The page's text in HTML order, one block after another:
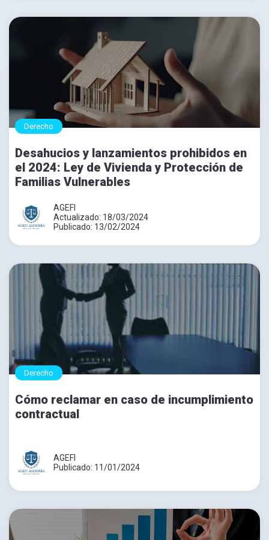
Derecho
Desahucios y lanzamientos prohibidos en
el 2024: Ley de Vivienda y Protección de
Familias Vulnerables
AGEFI
Actualizado: 18/03/2024
Publicado: 13/02/2024
Derecho
Cómo reclamar en caso de incumplimiento
contractual
AGEFI
Publicado: 11/01/2024